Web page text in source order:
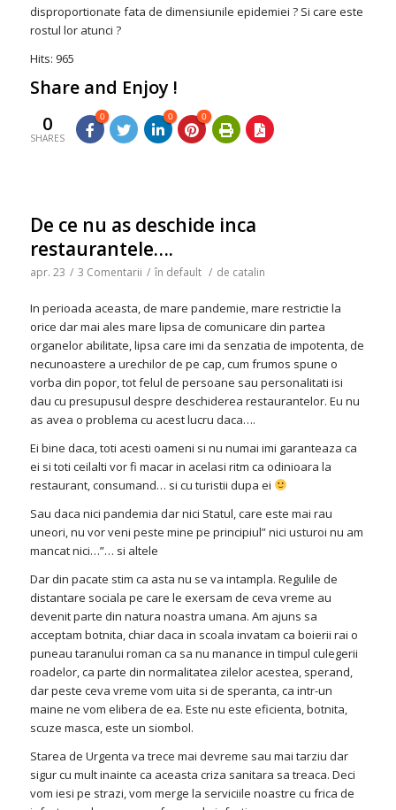
disproportionate fata de dimensiunile epidemiei ? Si care este
rostul lor atunci ?
Hits: 965
Share and Enjoy !
0
SHARES
0 0 0
De ce nu as deschide inca
restaurantele….
apr. 23 / 3 Comentarii / în default / de catalin
In perioada aceasta, de mare pandemie, mare restrictie la
orice dar mai ales mare lipsa de comunicare din partea
organelor abilitate, lipsa care imi da senzatia de impotenta, de
necunoastere a urechilor de pe cap, cum frumos spune o
vorba din popor, tot felul de persoane sau personalitati isi
dau cu presupusul despre deschiderea restaurantelor. Eu nu
as avea o problema cu acest lucru daca….
Ei bine daca, toti acesti oameni si nu numai imi garanteaza ca
ei si toti ceilalti vor fi macar in acelasi ritm ca odinioara la
restaurant, consumand… si cu turistii dupa ei
Sau daca nici pandemia dar nici Statul, care este mai rau
uneori, nu vor veni peste mine pe principiul” nici usturoi nu am
mancat nici…”… si altele
Dar din pacate stim ca asta nu se va intampla. Regulile de
distantare sociala pe care le exersam de ceva vreme au
devenit parte din natura noastra umana. Am ajuns sa
acceptam botnita, chiar daca in scoala invatam ca boierii rai o
puneau taranului roman ca sa nu manance in timpul culegerii
roadelor, ca parte din normalitatea zilelor acestea, sperand,
dar peste ceva vreme vom uita si de speranta, ca intr-un
maine ne vom elibera de ea. Este nu este eficienta, botnita,
scuze masca, este un siombol.
Starea de Urgenta va trece mai devreme sau mai tarziu dar
sigur cu mult inainte ca aceasta criza sanitara sa treaca. Deci
vom iesi pe strazi, vom merge la serviciile noastre cu frica de